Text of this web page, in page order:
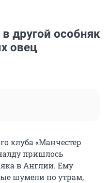
другой особняк
овец
клуба «Манчестер
пришлось
в Англии. Ему
шумели по утрам,